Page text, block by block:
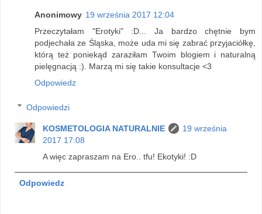
Anonimowy 19 września 2017 12:04
Przeczytałam "Erotyki" :D... Ja bardzo chętnie bym
podjechała ze Śląska, może uda mi się zabrać przyjaciółkę,
którą też poniekąd zaraziłam Twoim blogiem i naturalną
pielęgnacją :). Marzą mi się takie konsultacje <3
Odpowiedz
Odpowiedzi
KOSMETOLOGIA NATURALNIE
19 września
2017 17:08
A więc zapraszam na Ero.. tfu! Ekotyki! :D
Odpowiedz